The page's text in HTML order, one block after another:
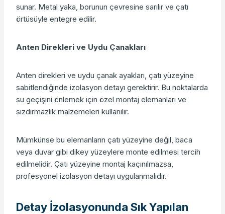
sunar. Metal yaka, borunun çevresine sarılır ve çatı
örtüsüyle entegre edilir.
Anten Direkleri ve Uydu Çanakları
Anten direkleri ve uydu çanak ayakları, çatı yüzeyine
sabitlendiğinde izolasyon detayı gerektirir. Bu noktalarda
su geçişini önlemek için özel montaj elemanları ve
sızdırmazlık malzemeleri kullanılır.
Mümkünse bu elemanların çatı yüzeyine değil, baca
veya duvar gibi dikey yüzeylere monte edilmesi tercih
edilmelidir. Çatı yüzeyine montaj kaçınılmazsa,
profesyonel izolasyon detayı uygulanmalıdır.
Detay İzolasyonunda Sık Yapılan